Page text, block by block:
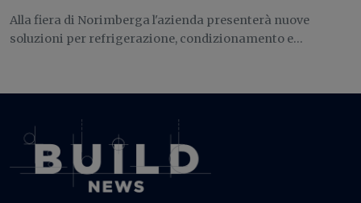
Alla fiera di Norimberga l'azienda presenterà nuove
soluzioni per refrigerazione, condizionamento e...